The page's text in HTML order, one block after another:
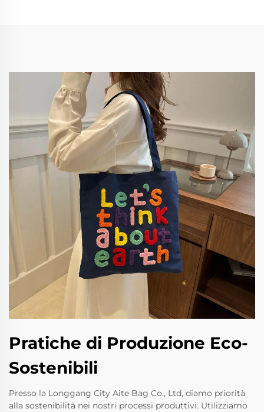
Pratiche di Produzione Eco-
Sostenibili
Presso la Longgang City Aite Bag Co., Ltd, diamo priorità
alla sostenibilità nei nostri processi produttivi. Utilizziamo